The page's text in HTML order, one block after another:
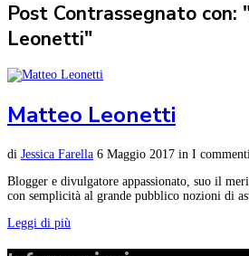
Post Contrassegnato con:
Leonetti"
Matteo Leonetti
di Jessica Farella 6 Maggio 2017 in I
Blogger e divulgatore appassionato, suo il
con semplicità al grande pubblico nozioni di
Leggi di più